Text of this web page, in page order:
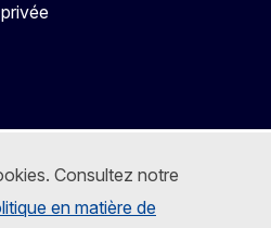
Consultez notre
en matière de